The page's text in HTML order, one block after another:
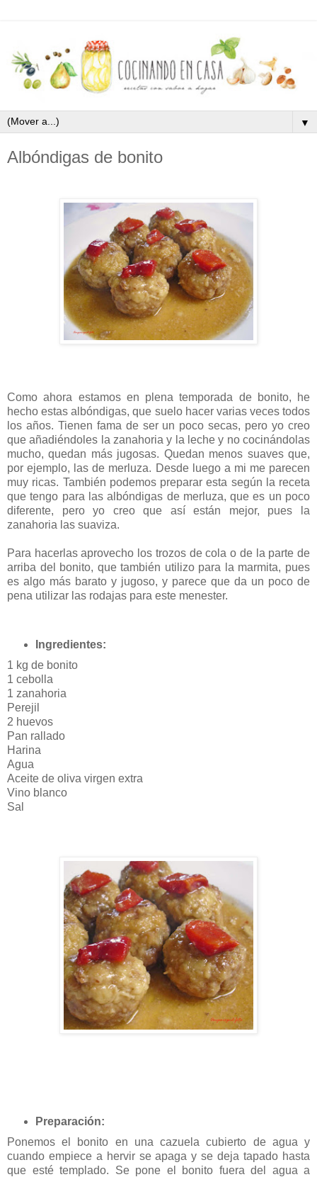
▼
Albóndigas de bonito
Como ahora estamos en plena temporada de bonito, he
hecho estas albóndigas, que suelo hacer varias veces todos
los años. Tienen fama de ser un poco secas, pero yo creo
que añadiéndoles la zanahoria y la leche y no cocinándolas
mucho, quedan más jugosas. Quedan menos suaves que,
por ejemplo, las de merluza. Desde luego a mi me parecen
muy ricas. También podemos preparar esta según la receta
que tengo para las albóndigas de merluza, que es un poco
diferente, pero yo creo que así están mejor, pues la
zanahoria las suaviza.
Para hacerlas aprovecho los trozos de cola o de la parte de
arriba del bonito, que también utilizo para la marmita, pues
es algo más barato y jugoso, y parece que da un poco de
pena utilizar las rodajas para este menester.
Ingredientes:
1 kg de bonito
1 cebolla
1 zanahoria
Perejil
2 huevos
Pan rallado
Harina
Agua
Aceite de oliva virgen extra
Vino blanco
Sal
Preparación:
Ponemos el bonito en una cazuela cubierto de agua y
cuando empiece a hervir se apaga y se deja tapado hasta
que esté templado. Se pone el bonito fuera del agua a